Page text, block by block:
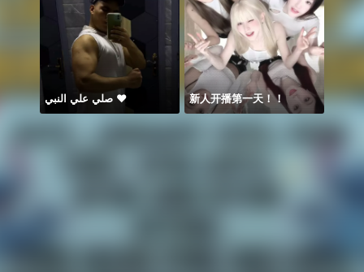
صلي علي النبي ♥️ 新人开播第一天！！ NAK